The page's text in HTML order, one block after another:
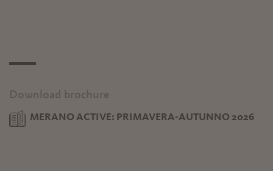
Download brochure
MERANO ACTIVE: PRIMAVERA-AUTUNNO 2026